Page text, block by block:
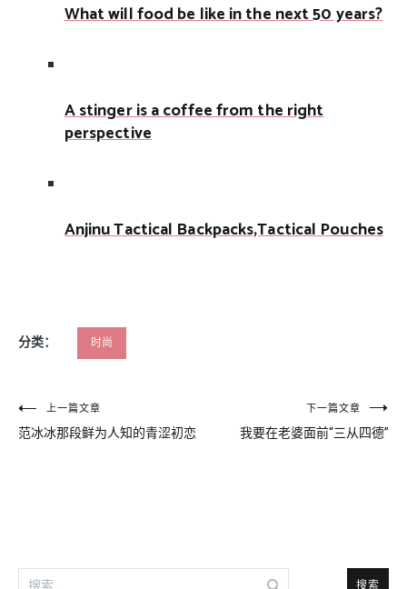
What will food be like in the next 50 years?
A stinger is a coffee from the right
perspective
Anjinu Tactical Backpacks,Tactical Pouches
分类： 时尚
文
章
上一篇文章
范冰冰那段鲜为人知的青涩初恋
下一篇文章
我要在老婆面前“三从四德”
搜